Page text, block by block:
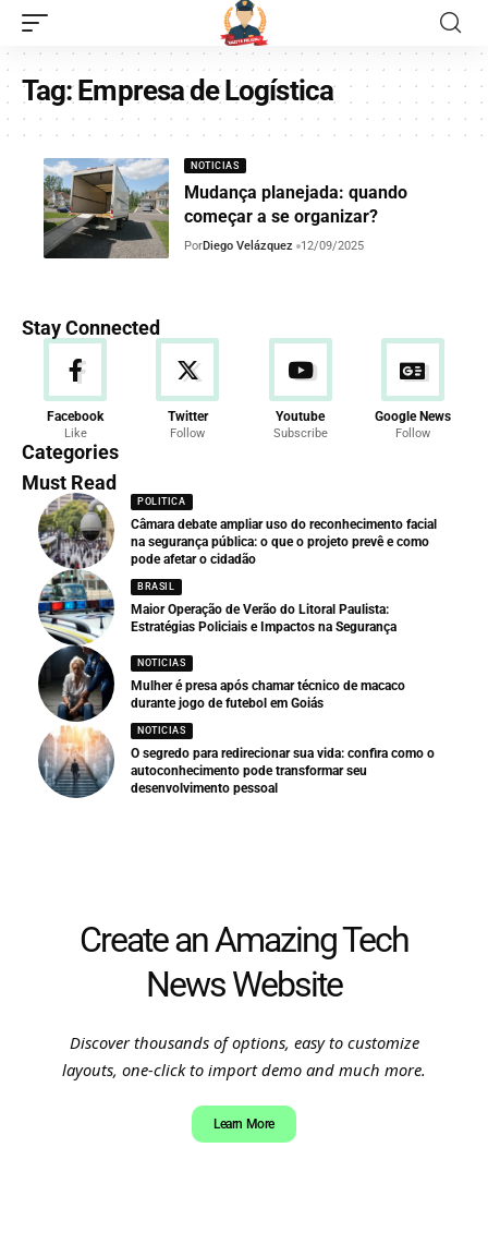
Tag:Empresa de Logística
NOTICIAS
Mudança planejada: quando
começar a se organizar?
PorDiego Velázquez 12/09/2025
Stay Connected
Facebook
Like
Twitter
Follow
Youtube
Subscribe
Google News
Follow
Categories
Must Read
POLITICA
Câmara debate ampliar uso do reconhecimento facial
na segurança pública: o que o projeto prevê e como
pode afetar o cidadão
BRASIL
Maior Operação de Verão do Litoral Paulista:
Estratégias Policiais e Impactos na Segurança
NOTICIAS
Mulher é presa após chamar técnico de macaco
durante jogo de futebol em Goiás
NOTICIAS
O segredo para redirecionar sua vida: confira como o
autoconhecimento pode transformar seu
desenvolvimento pessoal
Create an Amazing Tech
News Website
Discover thousands of options, easy to customize
layouts, one-click to import demo and much more.
Learn More